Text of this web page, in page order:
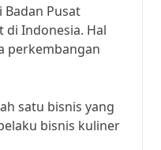
Pusat
di Indonesia. Hal
perkembangan
satu bisnis yang
bisnis kuliner